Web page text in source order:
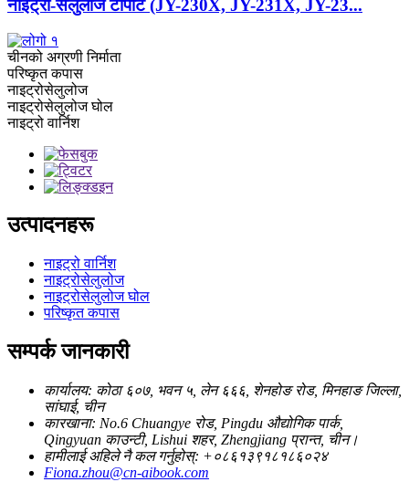
नाइट्रो-सेलुलोज टोपोट (JY-230X, JY-231X, JY-23...
चीनको अग्रणी निर्माता
परिष्कृत कपास
नाइट्रोसेलुलोज
नाइट्रोसेलुलोज घोल
नाइट्रो वार्निश
उत्पादनहरू
नाइट्रो वार्निश
नाइट्रोसेलुलोज
नाइट्रोसेलुलोज घोल
परिष्कृत कपास
सम्पर्क जानकारी
कार्यालय: कोठा ६०७, भवन ५, लेन ६६६, शेनहोङ रोड, मिनहाङ जिल्ला,
सांघाई, चीन
कारखाना: No.6 Chuangye रोड, Pingdu औद्योगिक पार्क,
Qingyuan काउन्टी, Lishui शहर, Zhengjiang प्रान्त, चीन।
हामीलाई अहिले नै कल गर्नुहोस्: +०८६१३९१८१८६०२४
Fiona.zhou@cn-aibook.com